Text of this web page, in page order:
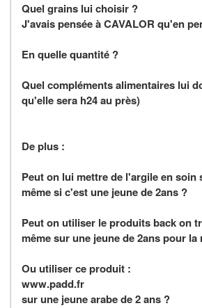
Quel grains lui choisir ?
J'avais pensée à CAVALOR qu'en
En quelle quantité ?
Quel compléments alimentaires lui
qu'elle sera h24 au près)
De plus :
Peut on lui mettre de l'argile en soin
même si c'est une jeune de 2ans ?
Peut on utiliser le produits back on
même sur une jeune de 2ans pour la
Ou utiliser ce produit :
www.padd.fr
sur une jeune arabe de 2 ans ?